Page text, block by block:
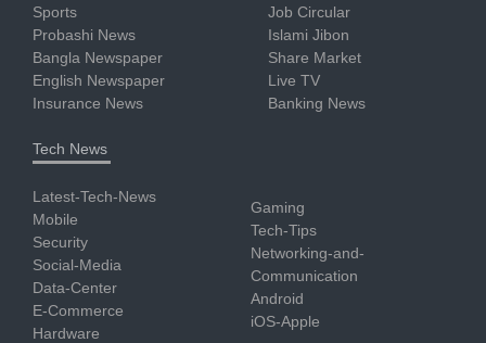
Sports
Probashi News
Bangla Newspaper
English Newspaper
Insurance News
Job Circular
Islami Jibon
Share Market
Live TV
Banking News
Tech News
Latest-Tech-News
Mobile
Security
Social-Media
Data-Center
E-Commerce
Hardware
Gaming
Tech-Tips
Networking-and-
Communication
Android
iOS-Apple